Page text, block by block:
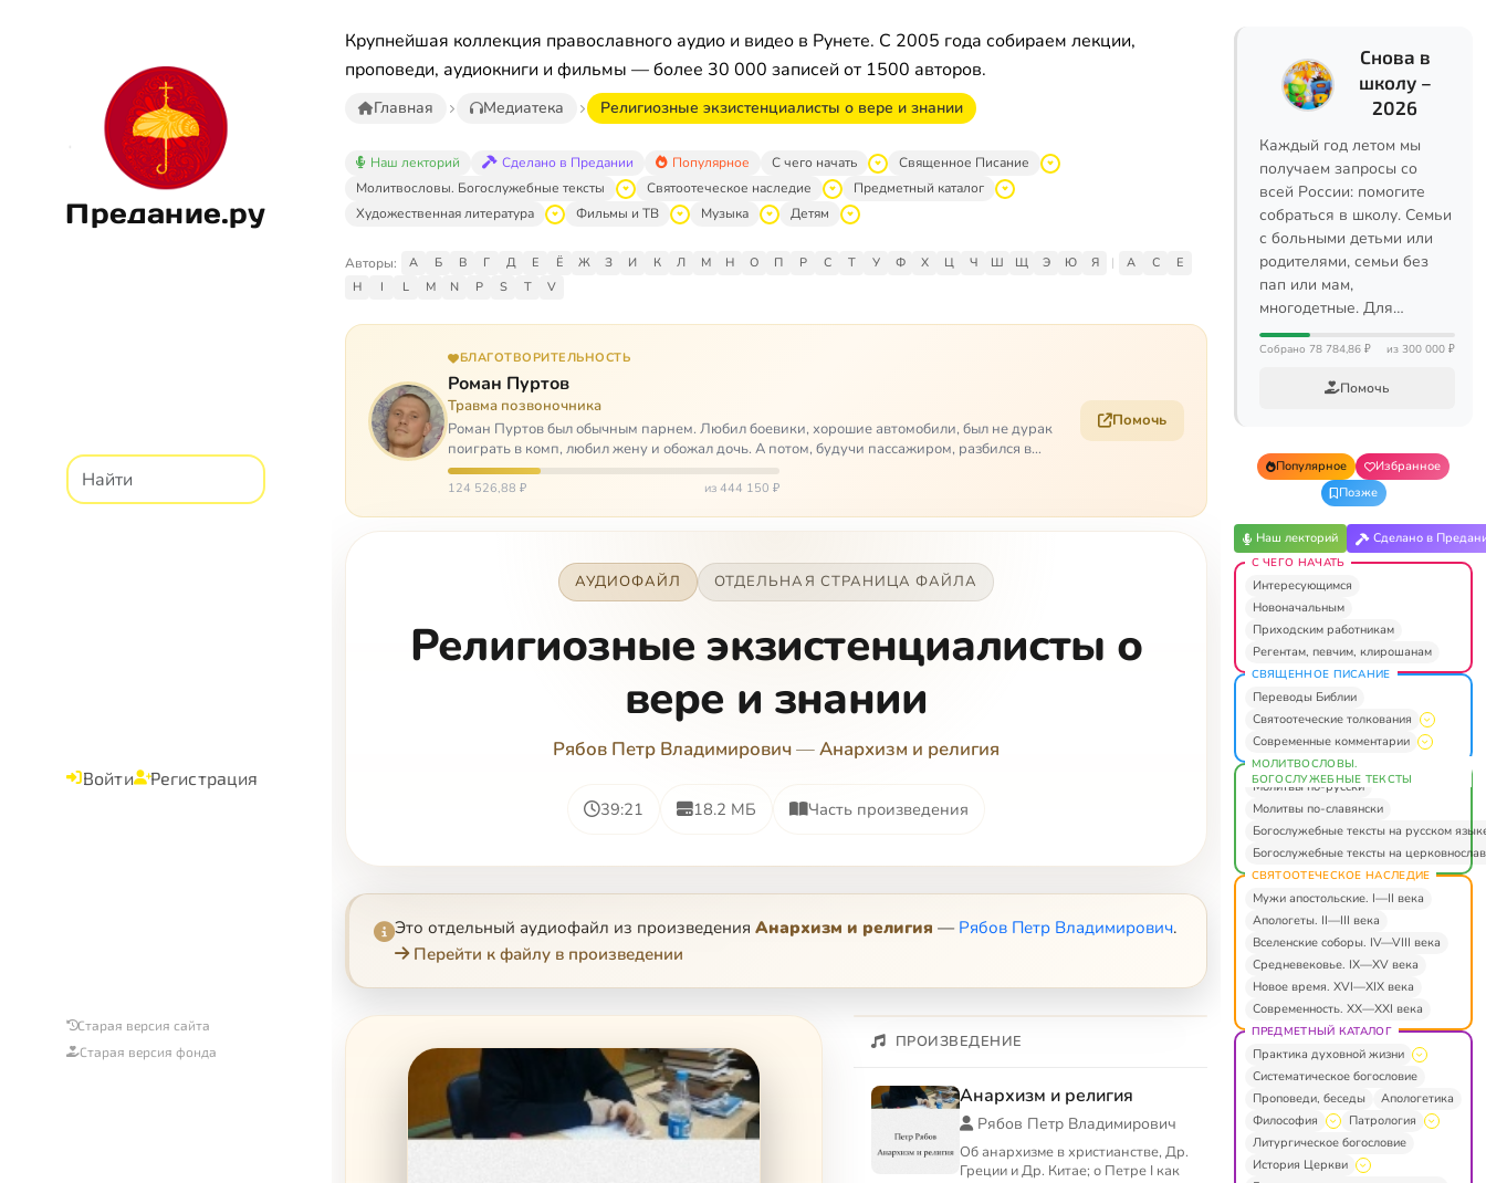
Предание.ру
Войти Регистрация
Старая версия сайта
Старая версия фонда
Крупнейшая коллекция православного аудио и видео в Рунете. С 2005 года собираем лекции,
проповеди, аудиокниги и фильмы — более 30 000 записей от 1500 авторов.
Главная Медиатека Религиозные экзистенциалисты о вере и знании
Наш лекторий Сделано в Предании Популярное С чего начать
Священное Писание
Молитвословы. Богослужебные тексты
Святоотеческое наследие
Предметный каталог
Художественная литература
Фильмы и ТВ Музыка Детям
Авторы: А Б В Г Д Е Ё Ж З И К Л М Н О П Р С Т У Ф Х Ц Ч Ш Щ Э Ю Я | A C
E
H
I L M N P S T V
БЛАГОТВОРИТЕЛЬНОСТЬ
Роман Пуртов
Травма позвоночника
Роман Пуртов был обычным парнем. Любил боевики, хорошие автомобили, был не дурак
поиграть в комп, любил жену и обожал дочь. А потом, будучи пассажиром, разбился в
автоаварии и тепе…
124 526,88 ₽ из 444 150 ₽
Помочь
АУДИОФАЙЛ ОТДЕЛЬНАЯ СТРАНИЦА ФАЙЛА
Религиозные экзистенциалисты о
вере и знании
Рябов Петр Владимирович—Анархизм и религия
39:21 18.2 МБ Часть произведения
Это отдельный аудиофайл из произведения Анархизм и религия — Рябов Петр Владимирович.
Перейти к файлу в произведении
ПРОИЗВЕДЕНИЕ
Анархизм и религия
Рябов Петр Владимирович
Об анархизме в христианстве, Др.
Греции и Др. Китае; о Петре I как
Снова в
школу –
2026
Каждый год летом мы
получаем запросы со
всей России: помогите
собраться в школу. Семьи
с больными детьми или
родителями, семьи без
пап или мам,
многодетные. Для…
Собрано 78 784,86 ₽ из 300 000 ₽
Помочь
Популярное
Избранное
Позже
Наш лекторий Сделано в
С ЧЕГО НАЧАТЬ
Интересующимся
Новоначальным
Приходским работникам
Регентам, певчим, клирошанам
СВЯЩЕННОЕ ПИСАНИЕ
Переводы Библии
Святоотеческие толкования
Современные комментарии
МОЛИТВОСЛОВЫ.
БОГОСЛУЖЕБНЫЕ ТЕКСТЫ
Молитвы по-русски
Молитвы по-славянски
Богослужебные тексты на русском
Богослужебные тексты на
СВЯТООТЕЧЕСКОЕ НАСЛЕДИЕ
Мужи апостольские. I—II века
Апологеты. II—III века
Вселенские соборы. IV—VIII века
Средневековье. IX—XV века
Новое время. XVI—XIX века
Современность. XX—XXI века
ПРЕДМЕТНЫЙ КАТАЛОГ
Практика духовной жизни
Систематическое богословие
Проповеди, беседы
Апологетика
Философия
Патрология
Литургическое богословие
История Церкви